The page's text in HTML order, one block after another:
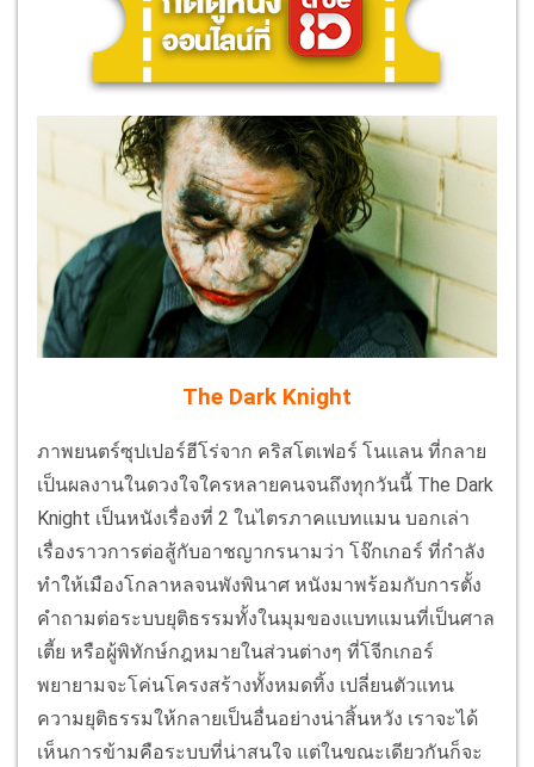
The Dark Knight
ภาพยนตร์ซุปเปอร์ฮีโร่จาก คริสโตเฟอร์ โนแลน ที่กลาย
เป็นผลงานในดวงใจใครหลายคนจนถึงทุกวันนี้ The Dark
Knight เป็นหนังเรื่องที่ 2 ในไตรภาคแบทแมน บอกเล่า
เรื่องราวการต่อสู้กับอาชญากรนามว่า โจ๊กเกอร์ ที่กำลัง
ทำให้เมืองโกลาหลจนพังพินาศ หนังมาพร้อมกับการตั้ง
คำถามต่อระบบยุติธรรมทั้งในมุมของแบทแมนที่เป็นศาล
เตี้ย หรือผู้พิทักษ์กฎหมายในส่วนต่างๆ ที่โจีกเกอร์
พยายามจะโค่นโครงสร้างทั้งหมดทิ้ง เปลี่ยนตัวแทน
ความยุติธรรมให้กลายเป็นอื่นอย่างน่าสิ้นหวัง เราจะได้
เห็นการข้ามคือระบบที่น่าสนใจ แต่ในขณะเดียวกันก็จะ